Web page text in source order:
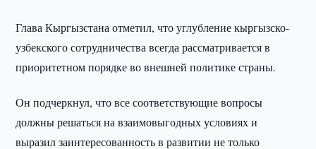
Глава Кыргызстана отметил, что углубление кыргызско-
узбекского сотрудничества всегда рассматривается в
приоритетном порядке во внешней политике страны.
Он подчеркнул, что все соответствующие вопросы
должны решаться на взаимовыгодных условиях и
выразил заинтересованность в развитии не только